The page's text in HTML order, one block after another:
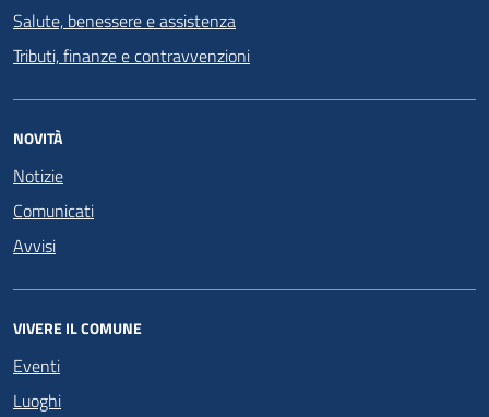
Salute, benessere e assistenza
Tributi, finanze e contravvenzioni
NOVITÀ
Notizie
Comunicati
Avvisi
VIVERE IL COMUNE
Eventi
Luoghi